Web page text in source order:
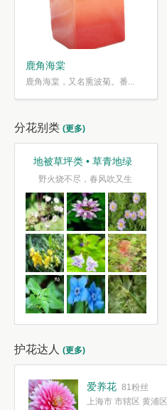
鹿角海棠
鹿角海棠，又名熏波菊。番...
分花别类 (更多)
地被草坪类 • 草青地绿
野火烧不尽，春风吹又生
护花达人 (更多)
爱养花 81粉丝
上海市 市辖区 黄浦区